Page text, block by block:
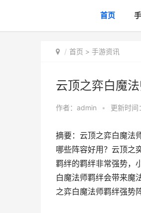
首页
首页 > 手游资讯
云顶之弈白魔
作者： admin • 更新时
摘要：云顶之弈白魔法
哪些阵容好用？云顶之
羁绊的羁绊非常强势，
白魔法师羁绊会带来魔
之弈白魔法师羁绊强势